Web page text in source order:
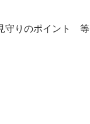
守りのポイント 等